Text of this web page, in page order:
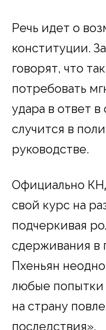
Речь идет о
конституции.
говорят, что
потребовать
удара в ответ в
случится в
руководстве.
Официально
свой курс на
подчеркивая
сдерживания в
Пхеньян
любые попытки
на страну
последствия».